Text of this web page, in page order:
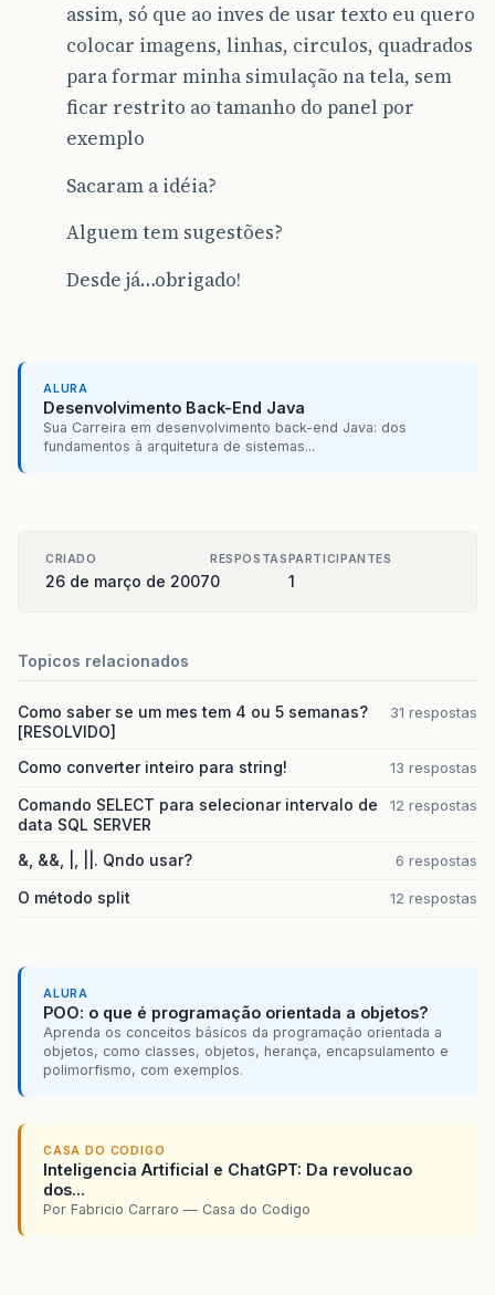
assim, só que ao inves de usar texto eu quero
colocar imagens, linhas, circulos, quadrados
para formar minha simulação na tela, sem
ficar restrito ao tamanho do panel por
exemplo
Sacaram a idéia?
Alguem tem sugestões?
Desde já…obrigado!
ALURA
Desenvolvimento Back-End Java
Sua Carreira em desenvolvimento back-end Java: dos
fundamentos à arquitetura de sistemas...
CRIADO
26 de março de 2007
RESPOSTAS
0
PARTICIPANTES
1
Topicos relacionados
Como saber se um mes tem 4 ou 5 semanas?
[RESOLVIDO]
31 respostas
Como converter inteiro para string! 13 respostas
Comando SELECT para selecionar intervalo de
data SQL SERVER
12 respostas
&, &&, |, ||. Qndo usar? 6 respostas
O método split 12 respostas
ALURA
POO: o que é programação orientada a objetos?
Aprenda os conceitos básicos da programação orientada a
objetos, como classes, objetos, herança, encapsulamento e
polimorfismo, com exemplos.
CASA DO CODIGO
Inteligencia Artificial e ChatGPT: Da revolucao
dos...
Por Fabricio Carraro — Casa do Codigo